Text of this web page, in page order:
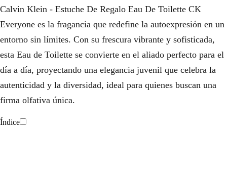
Calvin Klein - Estuche De Regalo Eau De Toilette CK
Everyone es la fragancia que redefine la autoexpresión en un
entorno sin límites. Con su frescura vibrante y sofisticada,
esta Eau de Toilette se convierte en el aliado perfecto para el
día a día, proyectando una elegancia juvenil que celebra la
autenticidad y la diversidad, ideal para quienes buscan una
firma olfativa única.
Índice